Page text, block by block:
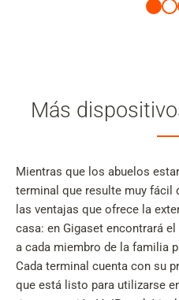
Más
Mientras que los abuelos
terminal que resulte muy fácil
las ventajas que ofrece la
casa: en Gigaset encontrará
a cada miembro de la familia
Cada terminal cuenta con su
que está listo para utilizarse